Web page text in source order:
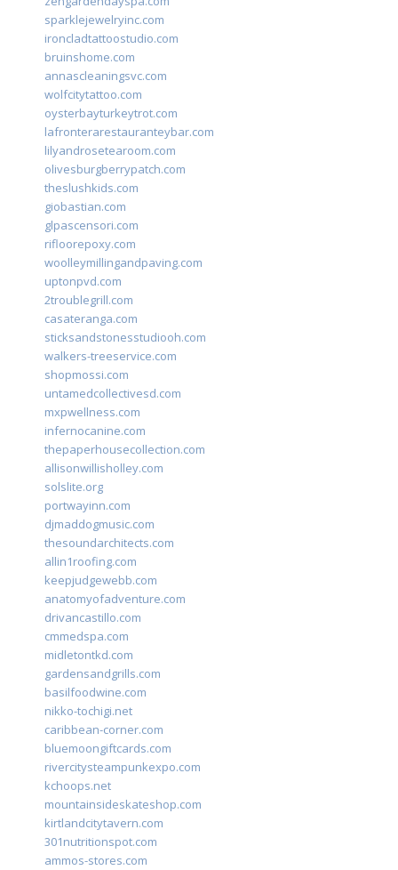
sparklejewelryinc.com
ironcladtattoostudio.com
bruinshome.com
annascleaningsvc.com
wolfcitytattoo.com
oysterbayturkeytrot.com
lafronterarestauranteybar.com
lilyandrosetearoom.com
olivesburgberrypatch.com
theslushkids.com
giobastian.com
glpascensori.com
rifloorepoxy.com
woolleymillingandpaving.com
uptonpvd.com
2troublegrill.com
casateranga.com
sticksandstonesstudiooh.com
walkers-treeservice.com
shopmossi.com
untamedcollectivesd.com
mxpwellness.com
infernocanine.com
thepaperhousecollection.com
allisonwillisholley.com
solslite.org
portwayinn.com
djmaddogmusic.com
thesoundarchitects.com
allin1roofing.com
keepjudgewebb.com
anatomyofadventure.com
drivancastillo.com
cmmedspa.com
midletontkd.com
gardensandgrills.com
basilfoodwine.com
nikko-tochigi.net
caribbean-corner.com
bluemoongiftcards.com
rivercitysteampunkexpo.com
kchoops.net
mountainsideskateshop.com
kirtlandcitytavern.com
301nutritionspot.com
ammos-stores.com